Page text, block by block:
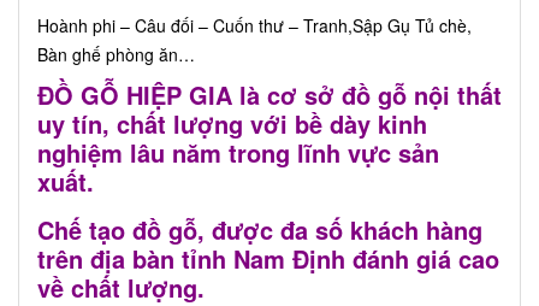
Hoành phi – Câu đối – Cuốn thư – Tranh,Sập Gụ Tủ chè,
Bàn ghế phòng ăn…
ĐỒ GỖ HIỆP GIA là cơ sở đồ gỗ nội thất
uy tín, chất lượng với bề dày kinh
nghiệm lâu năm trong lĩnh vực sản
xuất.
Chế tạo đồ gỗ, được đa số khách hàng
trên địa bàn tỉnh Nam Định đánh giá cao
về chất lượng.